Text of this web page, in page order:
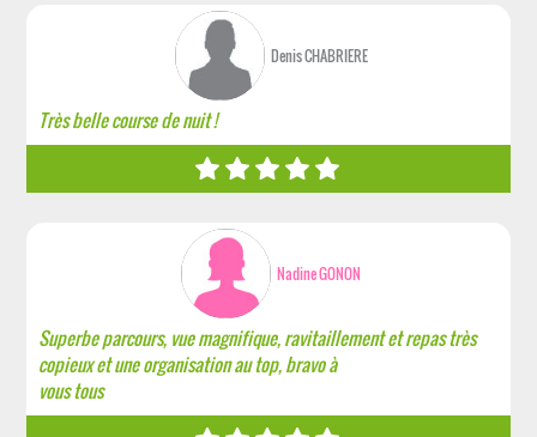
Denis CHABRIERE
Très belle course de nuit !
Nadine GONON
Superbe parcours, vue magnifique, ravitaillement et repas très
copieux et une organisation au top, bravo à
vous tous